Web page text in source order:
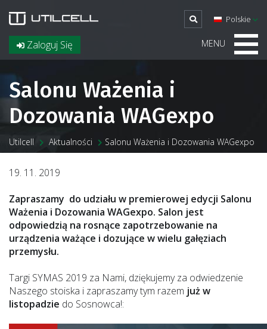
Zaloguj Się
Polskie
MENU
Salonu Ważenia i
Dozowania WAGexpo
Utilcell Aktualności Salonu Ważenia i Dozowania WAGexpo
19. 11. 2019
Zapraszamy do udziału w premierowej edycji Salonu
Ważenia i Dozowania WAGexpo. Salon jest
odpowiedzią na rosnące zapotrzebowanie na
urządzenia ważące i dozujące w wielu gałęziach
przemysłu.
Targi SYMAS 2019 za Nami, dziękujemy za odwiedzenie
Naszego stoiska i zapraszamy tym razem już w
listopadzie do Sosnowca!: